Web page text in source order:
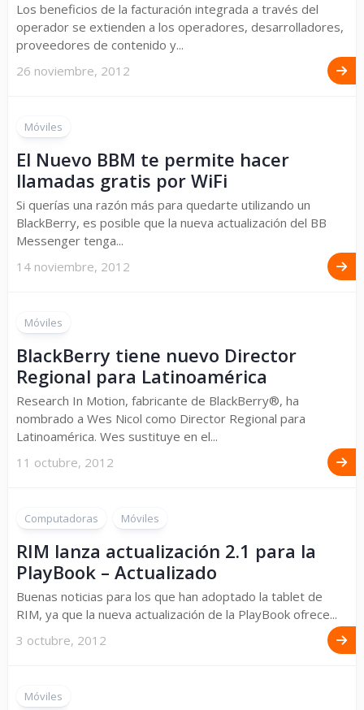
Los beneficios de la facturación integrada a través del
operador se extienden a los operadores, desarrolladores,
proveedores de contenido y...
26 noviembre, 2012
Móviles
El Nuevo BBM te permite hacer
llamadas gratis por WiFi
Si querías una razón más para quedarte utilizando un
BlackBerry, es posible que la nueva actualización del BB
Messenger tenga...
14 noviembre, 2012
Móviles
BlackBerry tiene nuevo Director
Regional para Latinoamérica
Research In Motion, fabricante de BlackBerry®, ha
nombrado a Wes Nicol como Director Regional para
Latinoamérica. Wes sustituye en el...
11 octubre, 2012
Computadoras Móviles
RIM lanza actualización 2.1 para la
PlayBook – Actualizado
Buenas noticias para los que han adoptado la tablet de
RIM, ya que la nueva actualización de la PlayBook ofrece...
3 octubre, 2012
Móviles